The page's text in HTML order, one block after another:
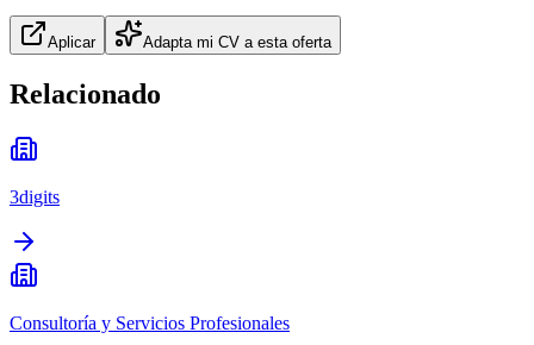
Aplicar Adapta mi CV a esta oferta
Relacionado
3digits
Consultoría y Servicios Profesionales